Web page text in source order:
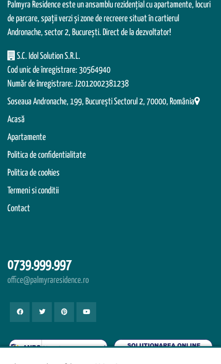
Palmyra Residence este un ansamblu rezidențial cu apartamente, locuri
de parcare, spații verzi și zone de recreere situat în cartierul
Andronache, sector 2, București. Direct de la dezvoltator!
S.C. Idol Solution S.R.L.
Cod unic de înregistrare: 30564940
Număr de înregistrare: J2012002381238
Soseaua Andronache, 199, Bucureşti Sectorul 2, 70000, România
Acasă
Apartamente
Politica de confidentialitate
Politica de cookies
Termeni si conditii
Contact
0739.999.997
office@palmyraresidence.ro